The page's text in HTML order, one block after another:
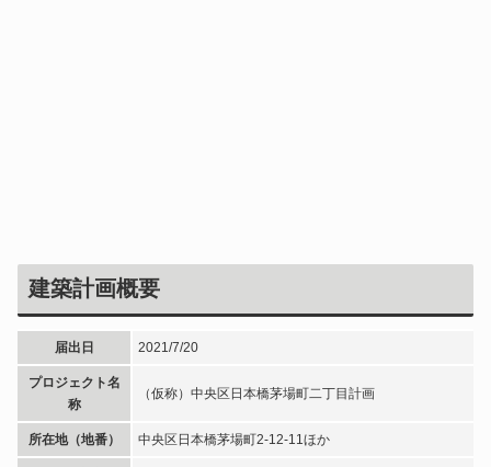
建築計画概要
届出日 2021/7/20
プロジェクト名
称
（仮称）中央区日本橋茅場町二丁目計画
所在地（地番） 中央区日本橋茅場町2-12-11ほか